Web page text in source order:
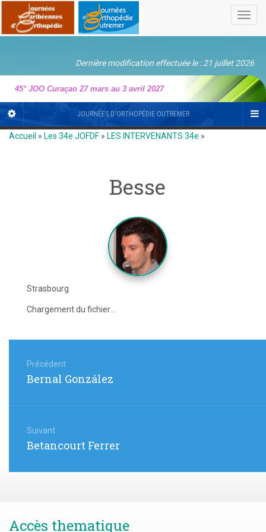
Dernière modification effectuée le : 21 juillet 2026
45° JOO Curaçao 27 mars au 3 avril 2027
JOURNÉES D'ORTHOPÉDIE OUTREMER
Accueil » Les 34e JOFDF » LES INTERVENANTS 34e »
Besse
Strasbourg
Chargement du fichier...
dePrécédent
Article
Bernal González
Suivant
Article
Betancourt Ferrer
Accès thematique